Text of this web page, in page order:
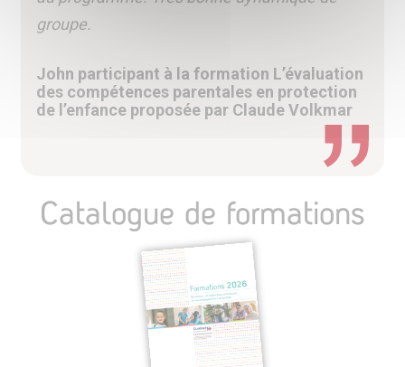
groupe.
John participant à la formation L’évaluation
des compétences parentales en protection
de l’enfance proposée par Claude Volkmar
Catalogue de formations